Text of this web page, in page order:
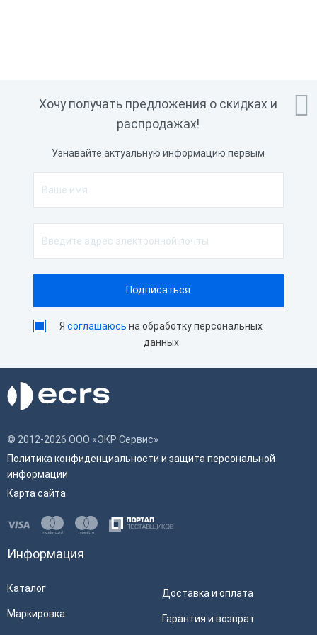

Хочу получать предложения о скидках и
распродажах!
Узнавайте актуальную информацию первым
Ясоглашаюсь на обработку персональных
данных
© 2012-2026 ООО «ЭКР Сервис»
Политика конфиденциальности и защита персональной
информации
Карта сайта
Информация
Каталог
Маркировка
Доставка и оплата
Гарантия и возврат